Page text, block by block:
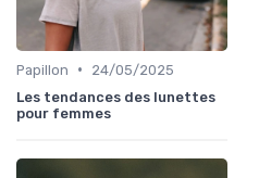
Papillon •
24/05/2025
Les tendances des lunettes
pour femmes